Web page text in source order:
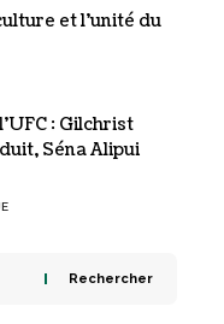
et l’unité du
: Gilchrist
Séna Alipui
Rechercher